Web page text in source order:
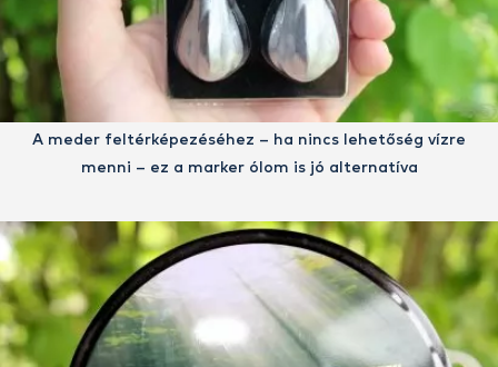
A meder feltérképezéséhez – ha nincs lehetőség vízre
menni – ez a marker ólom is jó alternatíva